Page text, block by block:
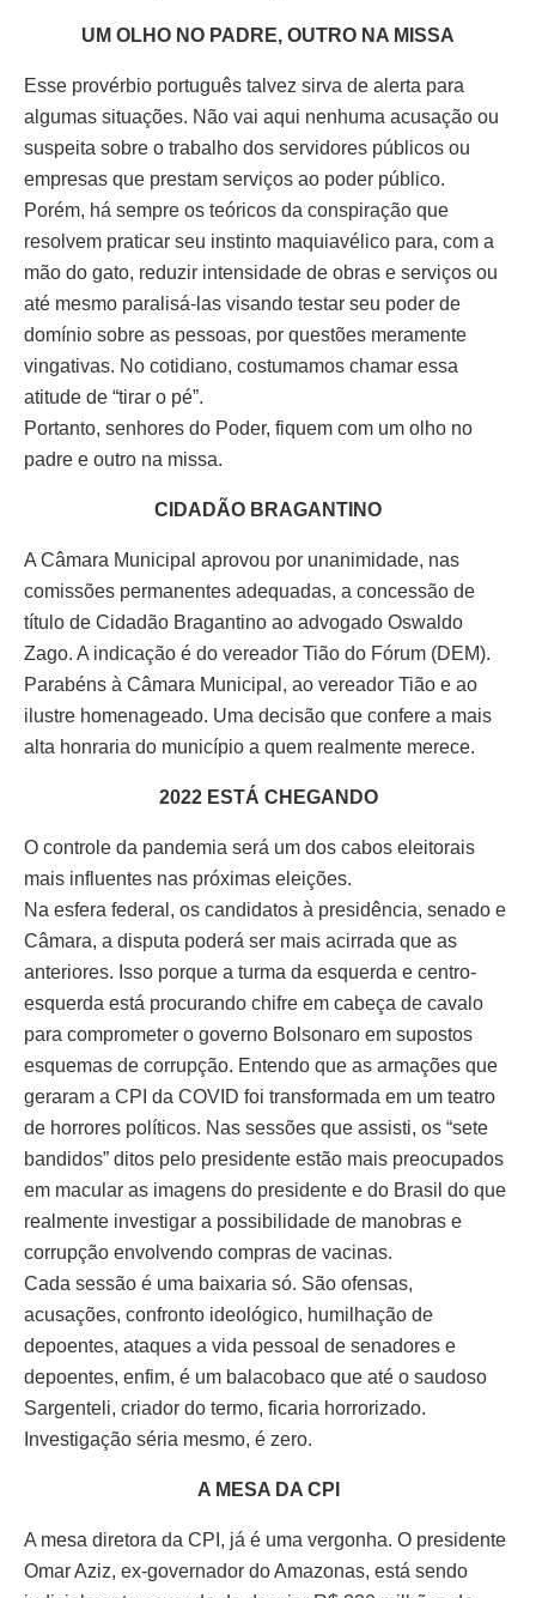
UM OLHO NO PADRE, OUTRO NA MISSA
Esse provérbio português talvez sirva de alerta para
algumas situações. Não vai aqui nenhuma acusação ou
suspeita sobre o trabalho dos servidores públicos ou
empresas que prestam serviços ao poder público.
Porém, há sempre os teóricos da conspiração que
resolvem praticar seu instinto maquiavélico para, com a
mão do gato, reduzir intensidade de obras e serviços ou
até mesmo paralisá-las visando testar seu poder de
domínio sobre as pessoas, por questões meramente
vingativas. No cotidiano, costumamos chamar essa
atitude de “tirar o pé”.
Portanto, senhores do Poder, fiquem com um olho no
padre e outro na missa.
CIDADÃO BRAGANTINO
A Câmara Municipal aprovou por unanimidade, nas
comissões permanentes adequadas, a concessão de
título de Cidadão Bragantino ao advogado Oswaldo
Zago. A indicação é do vereador Tião do Fórum (DEM).
Parabéns à Câmara Municipal, ao vereador Tião e ao
ilustre homenageado. Uma decisão que confere a mais
alta honraria do município a quem realmente merece.
2022 ESTÁ CHEGANDO
O controle da pandemia será um dos cabos eleitorais
mais influentes nas próximas eleições.
Na esfera federal, os candidatos à presidência, senado e
Câmara, a disputa poderá ser mais acirrada que as
anteriores. Isso porque a turma da esquerda e centro-
esquerda está procurando chifre em cabeça de cavalo
para comprometer o governo Bolsonaro em supostos
esquemas de corrupção. Entendo que as armações que
geraram a CPI da COVID foi transformada em um teatro
de horrores políticos. Nas sessões que assisti, os “sete
bandidos” ditos pelo presidente estão mais preocupados
em macular as imagens do presidente e do Brasil do que
realmente investigar a possibilidade de manobras e
corrupção envolvendo compras de vacinas.
Cada sessão é uma baixaria só. São ofensas,
acusações, confronto ideológico, humilhação de
depoentes, ataques a vida pessoal de senadores e
depoentes, enfim, é um balacobaco que até o saudoso
Sargenteli, criador do termo, ficaria horrorizado.
Investigação séria mesmo, é zero.
A MESA DA CPI
A mesa diretora da CPI, já é uma vergonha. O presidente
Omar Aziz, ex-governador do Amazonas, está sendo